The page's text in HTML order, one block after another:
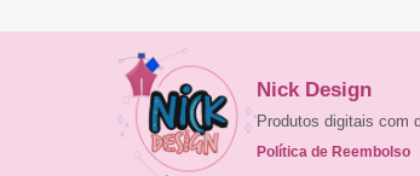
Nick Design
Produtos digitais com
Política de Reembolso